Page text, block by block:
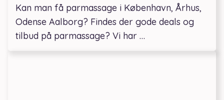
Kan man få parmassage i København, Århus,
Odense Aalborg? Findes der gode deals og
tilbud på parmassage? Vi har …